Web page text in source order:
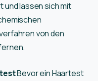
und lassen sich mit
von den
Bevor ein Haartest